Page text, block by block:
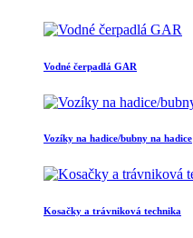
Vodné čerpadlá GAR
Vozíky na hadice/bubny na hadice
Kosačky a trávniková technika